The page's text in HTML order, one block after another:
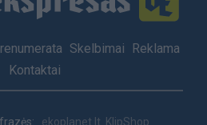
Skelbimai
Reklama
Kontaktai
ekoplanet.lt KlipShop